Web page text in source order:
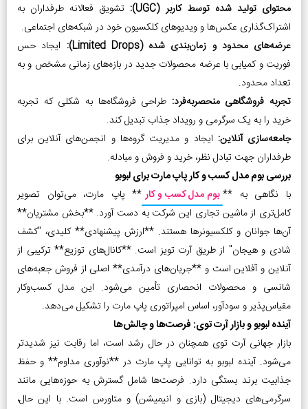
محتوای تولید شده توسط کاربر (UGC):
تشویق فعالانه طرفداران به
اشتراک‌گذاری عکس‌ها و ویدیوهای کلکسیون خود در شبکه‌های اجتماعی.
عرضه‌های محدود و زمان‌بندی شده (Limited Drops):
ایجاد حس
فوریت و کمیابی با عرضه محصولات جدید در بازه‌های زمانی مشخص و به
تعداد محدود.
تجربه فروشگاهی منحصربه‌فرد: طراحی فروشگاه‌ها به شکلی که تجربه
خرید را به یک سرگرمی و رویداد جذاب تبدیل کند.
جامعه‌سازی آنلاین: ایجاد و مدیریت گروه‌ها و انجمن‌های آنلاین برای
طرفداران جهت تبادل نظر، خرید و فروش و مبادله.
بررسی بوم مدل کسب و کار پاپ مارت برای لبوبو
با نگاهی به ** بوم مدل کسب و کار ** پاپ مارت، می‌توان تصویر
کامل‌تری از ماشین تجاری این شرکت به دست آورد. **بخش مشتریان**
آن‌ها جوانان و کلکسیونرها هستند. **ارزش پیشنهادی** کلیدی، "کشف
شادی و هیجان" از طریق آرت تویز است. **کانال‌های توزیع** ترکیبی از
آنلاین و آفلاین است و **جریان‌های درآمدی** اصلی از فروش جعبه‌های
شانسی و محصولات انحصاری تأمین می‌شود. این مدل کسب‌وکار
مقیاس‌پذیر و سودآور، اساس امپراتوری پاپ مارت را تشکیل می‌دهد.
آینده لبوبو و بازار آرت توی: فرصت‌ها و چالش‌ها
بازار جهانی آرت توی همچنان در حال رشد است، اما رقابت نیز شدیدتر
می‌شود. آینده لبوبو به توانایی پاپ مارت در **نوآوری مداوم** و حفظ
جذابیت برند بستگی دارد. فرصت‌ها شامل گسترش به حوزه‌هایی مانند
سرگرمی‌های دیجیتال (بازی و انیمیشن) و متاورس است. با این حال،